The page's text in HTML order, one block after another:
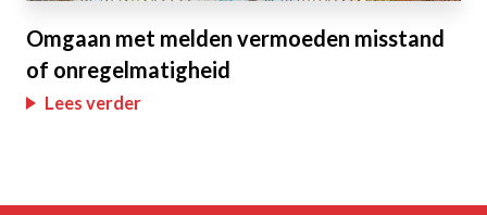
Omgaan met melden vermoeden misstand
of onregelmatigheid
Lees verder